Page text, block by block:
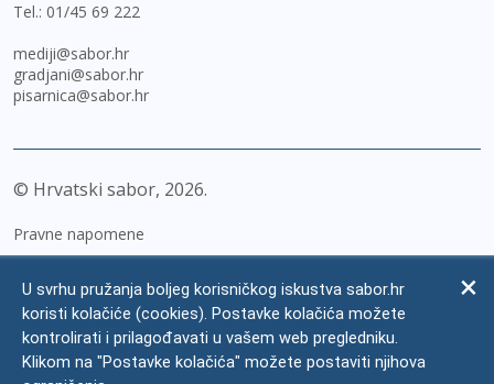
Tel.: 01/45 69 222
mediji@sabor.hr
gradjani@sabor.hr
pisarnica@sabor.hr
© Hrvatski sabor, 2026
Pravne napomene
Zaštita osobnih podataka
Impressum
U svrhu pružanja boljeg korisničkog iskustva sabor.hr
koristi kolačiće (cookies). Postavke kolačića možete
kontrolirati i prilagođavati u vašem web pregledniku.
Klikom na "Postavke kolačića" možete postaviti njihova